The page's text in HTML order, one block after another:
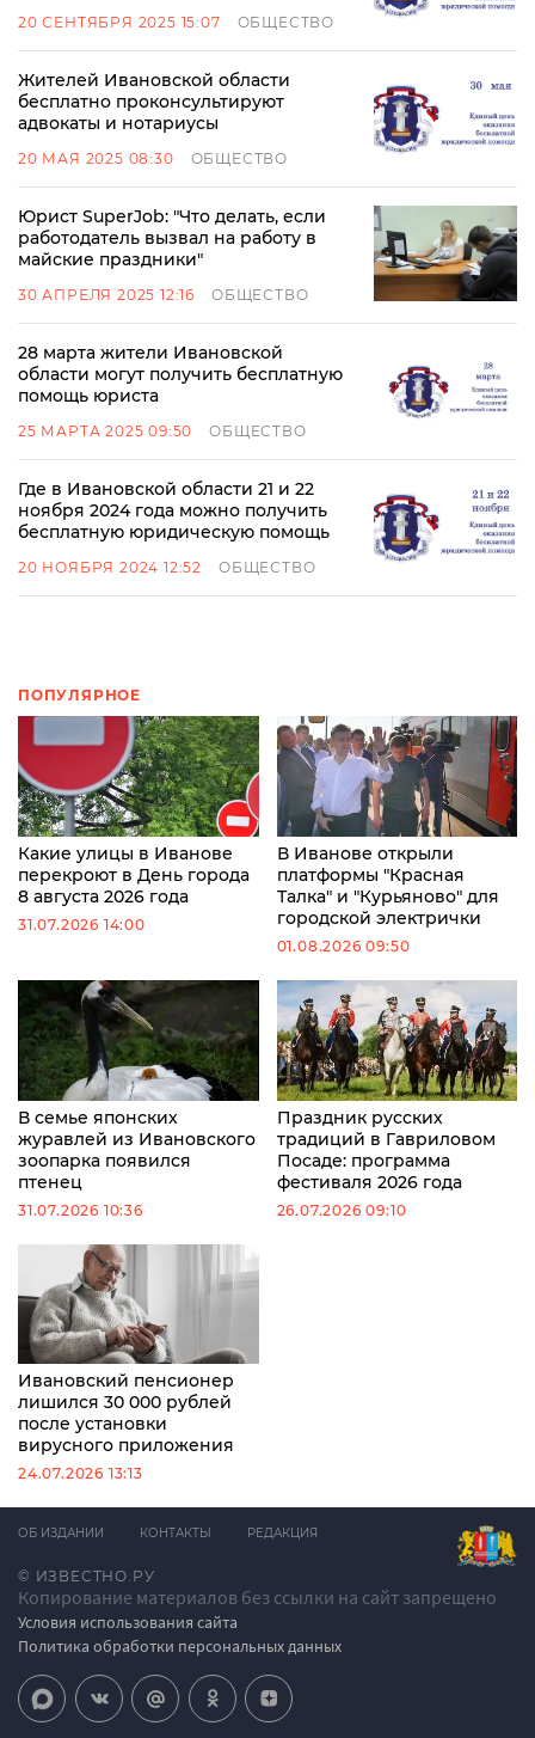
20 СЕНТЯБРЯ 2025 15:07 ОБЩЕСТВО
Жителей Ивановской области
бесплатно проконсультируют
адвокаты и нотариусы
20 МАЯ 2025 08:30 ОБЩЕСТВО
Юрист SuperJob: "Что делать, если
работодатель вызвал на работу в
майские праздники"
30 АПРЕЛЯ 2025 12:16 ОБЩЕСТВО
28 марта жители Ивановской
области могут получить бесплатную
помощь юриста
25 МАРТА 2025 09:50 ОБЩЕСТВО
Где в Ивановской области 21 и 22
ноября 2024 года можно получить
бесплатную юридическую помощь
20 НОЯБРЯ 2024 12:52 ОБЩЕСТВО
ПОПУЛЯРНОЕ
Какие улицы в Иванове
перекроют в День города
8 августа 2026 года
31.07.2026 14:00
В Иванове открыли
платформы "Красная
Талка" и "Курьяново" для
городской электрички
01.08.2026 09:50
В семье японских
журавлей из Ивановского
зоопарка появился
птенец
31.07.2026 10:36
Праздник русских
традиций в Гавриловом
Посаде: программа
фестиваля 2026 года
26.07.2026 09:10
Ивановский пенсионер
лишился 30 000 рублей
после установки
вирусного приложения
24.07.2026 13:13
© ИЗВЕСТНО.РУ
Копирование материалов без ссылки на сайт запрещено
Условия использования сайта
Политика обработки персональных данных
ОБ ИЗДАНИИ КОНТАКТЫ РЕДАКЦИЯ